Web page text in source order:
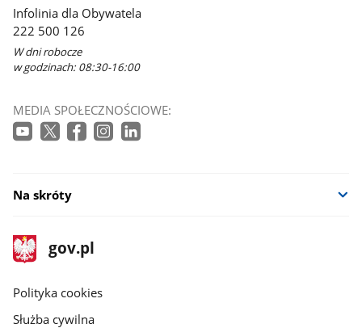
Infolinia dla Obywatela
222 500 126
W dni robocze
w godzinach: 08:30-16:00
MEDIA SPOŁECZNOŚCIOWE:
Na skróty
stopka
gov.pl
Strona
gov.pl
gov.pl
Polityka cookies
Służba cywilna